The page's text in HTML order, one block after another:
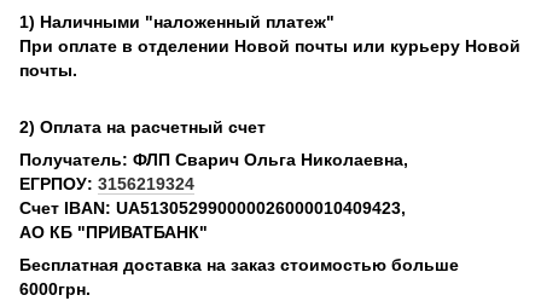
1) Наличными "наложенный платеж"
При оплате в отделении Новой почты или курьеру Новой
почты.
2) Оплата на расчетный счет
Получатель: ФЛП Сварич Ольга Николаевна,
ЕГРПОУ: 3156219324
Счет IBAN: UA513052990000026000010409423,
АО КБ "ПРИВАТБАНК"
Бесплатная доставка на заказ стоимостью больше
6000грн.